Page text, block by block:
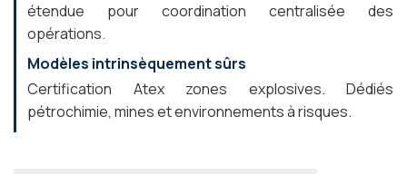
étendue pour coordination centralisée des
opérations.
Modèles intrinsèquement sûrs
Certification Atex zones explosives. Dédiés
pétrochimie, mines et environnements à risques.